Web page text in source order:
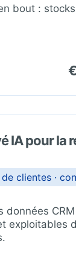
bout :
IA pour la
clientes ·
données
exploitables